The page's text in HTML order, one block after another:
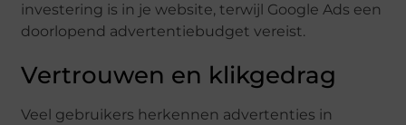
investering is in je website, terwijl Google Ads een
doorlopend advertentiebudget vereist.
Vertrouwen en klikgedrag
Veel gebruikers herkennen advertenties in